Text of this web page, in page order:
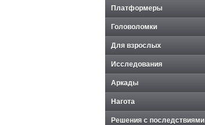
Платформеры
Головоломки
Для взрослых
Исследования
Аркады
Нагота
Решения с последствиями